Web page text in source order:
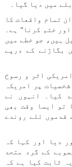
میں دیا گیا۔
تمام واقعات کا
ختم کرنا" ہے۔
ہیں، جو خطے میں
بگاڑنے کے درپے
اثر و رسوخ
پر امریکہ
کیا۔ انہوں نے
تو ایسا وقت بھی
قدموں تلے روندے
دیا اور کہا کہ
کے گرد متحد
ثابت کیا ہے کہ